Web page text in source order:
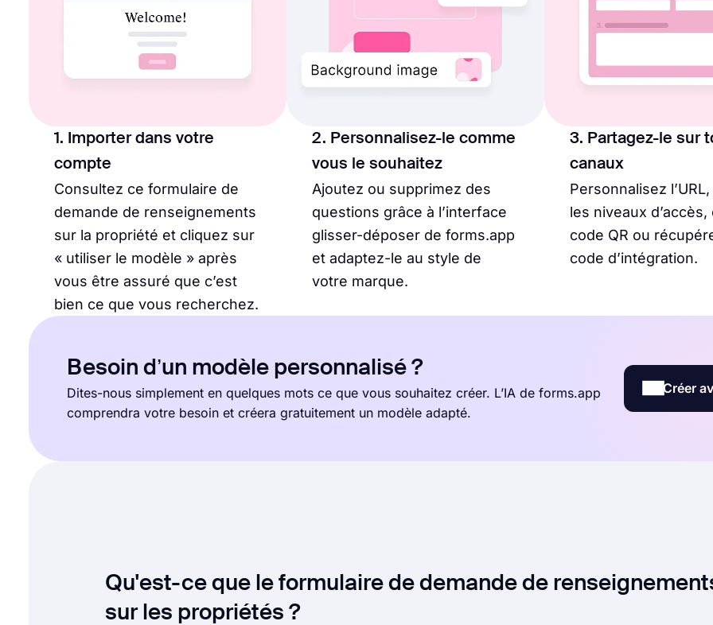
1. Importer dans votre
compte
Consultez ce formulaire de
demande de renseignements
sur la propriété et cliquez sur
« utiliser le modèle » après
vous être assuré que c’est
bien ce que vous recherchez.
2. Personnalisez-le comme
vous le souhaitez
Ajoutez ou supprimez des
questions grâce à l’interface
glisser-déposer de forms.app
et adaptez-le au style de
votre marque.
3. Partagez-le sur
canaux
Personnalisez
les niveaux
code QR ou
code d’intégration.
Besoin d’un modèle personnalisé ?
Dites-nous simplement en quelques mots ce que vous souhaitez créer. L’IA de forms.app
comprendra votre besoin et créera gratuitement un modèle adapté.
Créer
Qu'est-ce que le formulaire de demande de
sur les propriétés ?